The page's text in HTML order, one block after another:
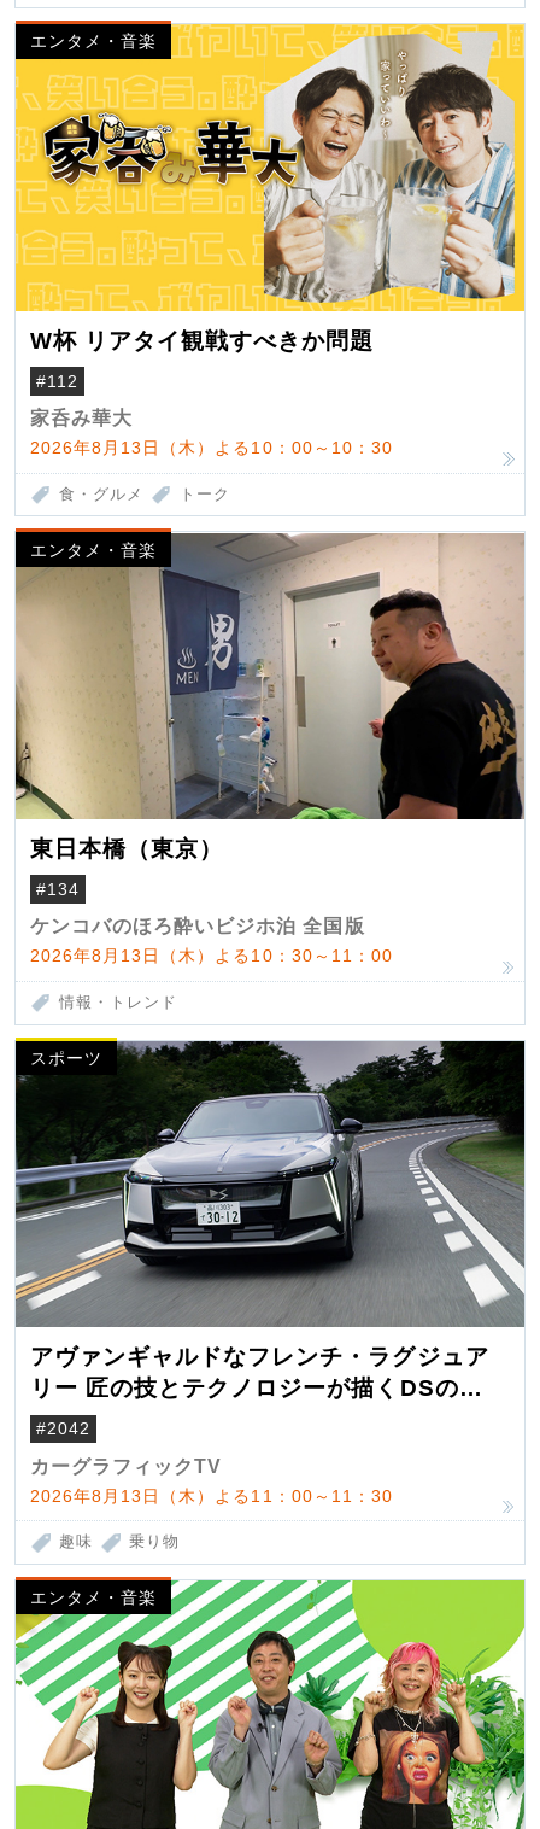
エンタメ・音楽
W杯 リアタイ観戦すべきか問題
#112
家呑み華大
2026年8月13日（木）よる10：00～10：30
食・グルメ トーク
エンタメ・音楽
東日本橋（東京）
#134
ケンコバのほろ酔いビジホ泊 全国版
2026年8月13日（木）よる10：30～11：00
情報・トレンド
スポーツ
アヴァンギャルドなフレンチ・ラグジュア
リー 匠の技とテクノロジーが描くDSの世
界観
#2042
カーグラフィックTV
2026年8月13日（木）よる11：00～11：30
趣味 乗り物
エンタメ・音楽